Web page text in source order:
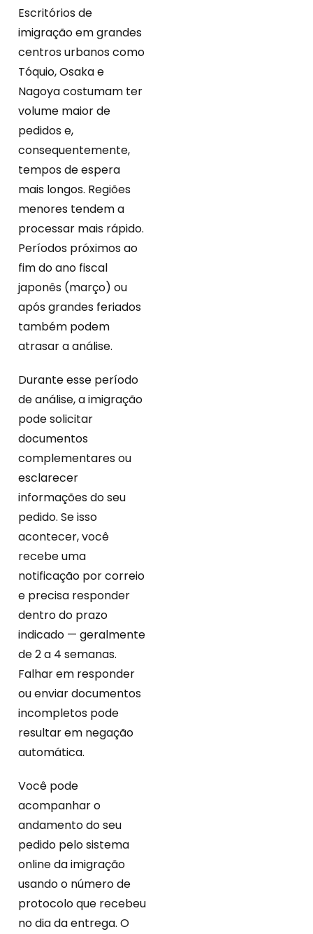
Escritórios de
imigração em grandes
centros urbanos como
Tóquio, Osaka e
Nagoya costumam ter
volume maior de
pedidos e,
consequentemente,
tempos de espera
mais longos. Regiões
menores tendem a
processar mais rápido.
Períodos próximos ao
fim do ano fiscal
japonês (março) ou
após grandes feriados
também podem
atrasar a análise.
Durante esse período
de análise, a imigração
pode solicitar
documentos
complementares ou
esclarecer
informações do seu
pedido. Se isso
acontecer, você
recebe uma
notificação por correio
e precisa responder
dentro do prazo
indicado — geralmente
de 2 a 4 semanas.
Falhar em responder
ou enviar documentos
incompletos pode
resultar em negação
automática.
Você pode
acompanhar o
andamento do seu
pedido pelo sistema
online da imigração
usando o número de
protocolo que recebeu
no dia da entrega. O